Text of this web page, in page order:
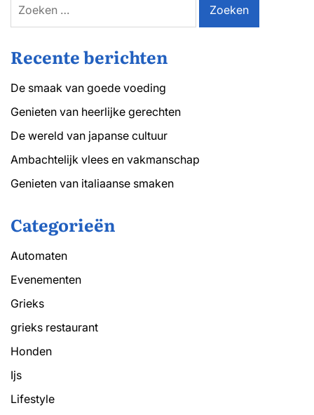
naar:
Recente berichten
De smaak van goede voeding
Genieten van heerlijke gerechten
De wereld van japanse cultuur
Ambachtelijk vlees en vakmanschap
Genieten van italiaanse smaken
Categorieën
Automaten
Evenementen
Grieks
grieks restaurant
Honden
Ijs
Lifestyle